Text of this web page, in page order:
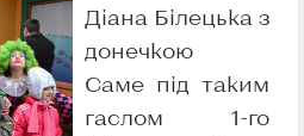
Діана Білецька з
донечкою
Саме під таким
гаслом 1-го